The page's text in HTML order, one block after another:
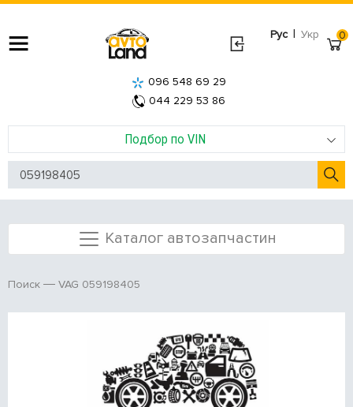
Рус | Укр
Подбор по VIN
096 548 69 29
044 229 53 86
0
Каталог автозапчастин
Поиск VAG 059198405